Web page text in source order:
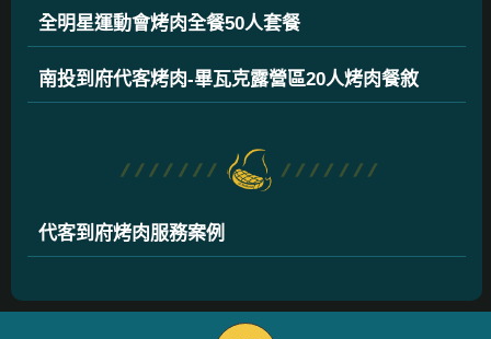
全明星運動會烤肉全餐50人套餐
南投到府代客烤肉-畢瓦克露營區20人烤肉餐敘
代客到府烤肉服務案例